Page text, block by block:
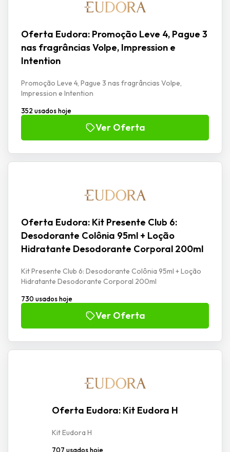
Oferta Eudora: Promoção Leve 4, Pague 3
nas fragrâncias Volpe, Impression e
Intention
Promoção Leve 4, Pague 3 nas fragrâncias Volpe,
Impression e Intention
352 usados hoje
Ver Oferta
Oferta Eudora: Kit Presente Club 6:
Desodorante Colônia 95ml + Loção
Hidratante Desodorante Corporal 200ml
Kit Presente Club 6: Desodorante Colônia 95ml + Loção
Hidratante Desodorante Corporal 200ml
730 usados hoje
Ver Oferta
Oferta Eudora: Kit Eudora H
Kit Eudora H
707 usados hoje